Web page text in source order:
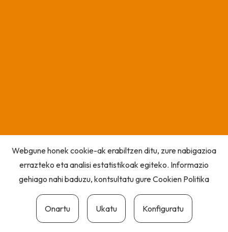
Webgune honek cookie-ak erabiltzen ditu, zure nabigazioa
errazteko eta analisi estatistikoak egiteko. Informazio
gehiago nahi baduzu, kontsultatu gureCookien Politika
Onartu Ukatu Konfiguratu